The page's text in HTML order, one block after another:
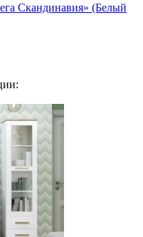
Скандинавия» (Белый